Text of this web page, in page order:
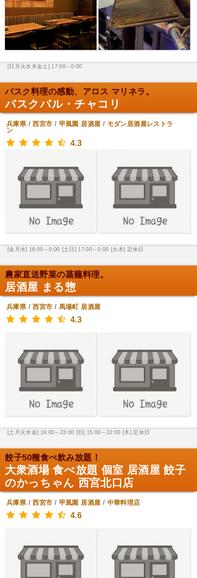
[日月火水木金土] 17:00～0:00
バスク料理の感動、アロス マリネラ。
バスクバル・チャコリ
兵庫県/西宮市 / 甲風園 居酒屋 / モダン居酒屋レストラ
ン
4.3
[金月水] 18:00～0:00 [土日] 17:00～0:00 [火木] 定休日
農家直送野菜の蒸籠料理。
居酒屋 まる惣
兵庫県/西宮市 / 馬場町 居酒屋
4.3
[土月火水金] 16:00～23:00 [日] 15:00～22:00 [木] 定休日
餃子50種食べ飲み放題！
大衆酒場 食べ放題 個室 居酒屋 餃子
のかっちゃん 西宮北口店
兵庫県/西宮市 / 甲風園 居酒屋 / 中華料理店
4.6